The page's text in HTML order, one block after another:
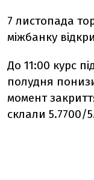
7 листопада
міжбанку
До 11:00 курс
полудня
момент
склали 5.7700/